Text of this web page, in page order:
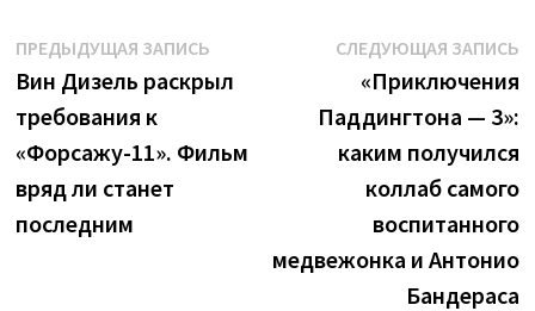
Навигация
по
записям
ПРЕДЫДУЩАЯ ЗАПИСЬПредыдущая
запись:
Вин Дизель раскрыл
требования к
«Форсажу-11». Фильм
вряд ли станет
последним
СЛЕДУЮЩАЯ ЗАПИСЬ
«Приключения
Паддингтона — 3»:
каким получился
коллаб самого
воспитанного
медвежонка и Антонио
Бандераса